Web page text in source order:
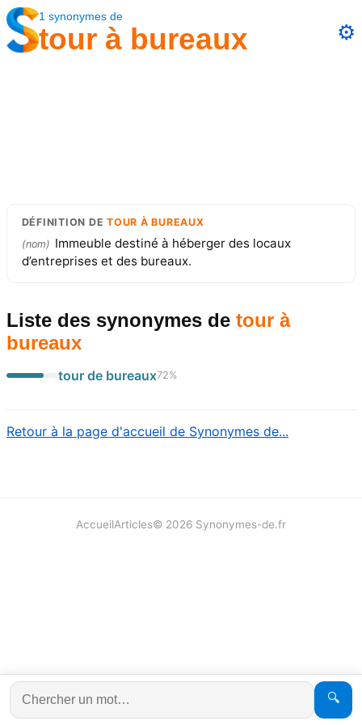
1 synonymes de
tour à bureaux ⚙️
DÉFINITION DETOUR À BUREAUX
(nom) Immeuble destiné à héberger des locaux
d’entreprises et des bureaux.
Liste des synonymes de tour à
bureaux
tour de bureaux72%
Retour à la page d'accueil de Synonymes de...
🔍
AccueilArticles© 2026 Synonymes-de.fr